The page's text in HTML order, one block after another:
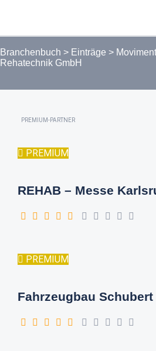
Branchenbuch > Einträge >
Rehatechnik GmbH
PREMIUM-PARTNER
PREMIUM
REHAB – Messe
PREMIUM
Fahrzeugbau Schubert